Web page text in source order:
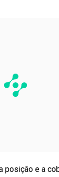
e a